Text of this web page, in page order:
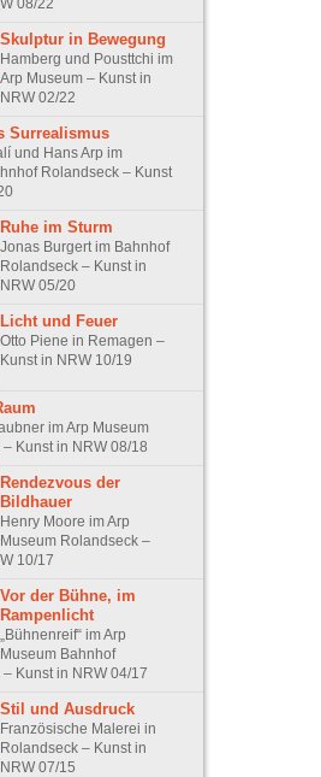
Skulptur in Bewegung
Hamberg und Pousttchi im
Arp Museum – Kunst in
NRW 02/22
Surrealismus
und Hans Arp im
Rolandseck – Kunst
Ruhe im Sturm
Jonas Burgert im Bahnhof
Rolandseck – Kunst in
NRW 05/20
Licht und Feuer
Otto Piene in Remagen –
Kunst in NRW 10/19
im Arp Museum
Kunst in NRW 08/18
Rendezvous der
Bildhauer
Henry Moore im Arp
Museum Rolandseck –
10/17
Vor der Bühne, im
Rampenlicht
„Bühnenreif“ im Arp
Museum Bahnhof
Kunst in NRW 04/17
Stil und Ausdruck
Französische Malerei in
Rolandseck – Kunst in
NRW 07/15